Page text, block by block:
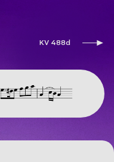
KV 488d